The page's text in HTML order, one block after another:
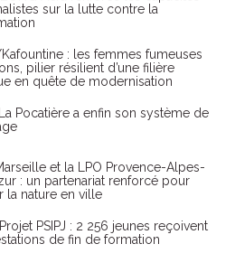
sur la lutte contre la
: les femmes fumeuses
pilier résilient d’une filière
en quête de modernisation
Pocatière a enfin son système de
et la LPO Provence-Alpes-
: un partenariat renforcé pour
la nature en ville
PSIPJ : 2 256 jeunes reçoivent
de fin de formation